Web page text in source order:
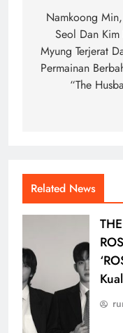
navigation
Namkoong
Seol Dan Kim
Myung Terjerat
Permainan
“The
Related News